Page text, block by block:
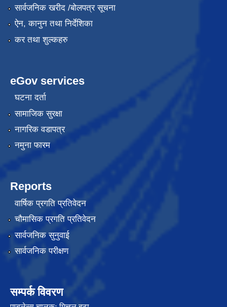
सार्वजनिक खरीद /बोलपत्र सूचना
ऐन, कानुन तथा निर्देशिका
कर तथा शुल्कहरु
eGov services
घटना दर्ता
सामाजिक सुरक्षा
नागरिक वडापत्र
नमुना फारम
Reports
वार्षिक प्रगति प्रतिवेदन
चौमासिक प्रगति प्रतिवेदन
सार्वजनिक सुनुवाई
सार्वजनिक परीक्षण
सम्पर्क विवरण